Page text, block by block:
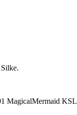
MagicalMermaid KSL